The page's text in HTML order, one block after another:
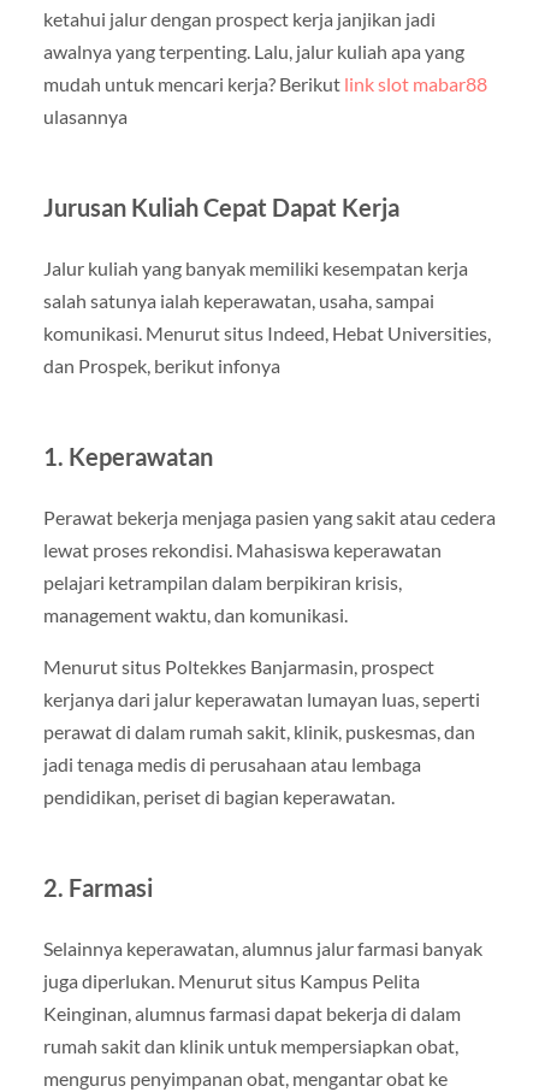
ketahui jalur dengan prospect kerja janjikan jadi
awalnya yang terpenting. Lalu, jalur kuliah apa yang
mudah untuk mencari kerja? Berikut link slot mabar88
ulasannya
Jurusan Kuliah Cepat Dapat Kerja
Jalur kuliah yang banyak memiliki kesempatan kerja
salah satunya ialah keperawatan, usaha, sampai
komunikasi. Menurut situs Indeed, Hebat Universities,
dan Prospek, berikut infonya
1. Keperawatan
Perawat bekerja menjaga pasien yang sakit atau cedera
lewat proses rekondisi. Mahasiswa keperawatan
pelajari ketrampilan dalam berpikiran krisis,
management waktu, dan komunikasi.
Menurut situs Poltekkes Banjarmasin, prospect
kerjanya dari jalur keperawatan lumayan luas, seperti
perawat di dalam rumah sakit, klinik, puskesmas, dan
jadi tenaga medis di perusahaan atau lembaga
pendidikan, periset di bagian keperawatan.
2. Farmasi
Selainnya keperawatan, alumnus jalur farmasi banyak
juga diperlukan. Menurut situs Kampus Pelita
Keinginan, alumnus farmasi dapat bekerja di dalam
rumah sakit dan klinik untuk mempersiapkan obat,
mengurus penyimpanan obat, mengantar obat ke